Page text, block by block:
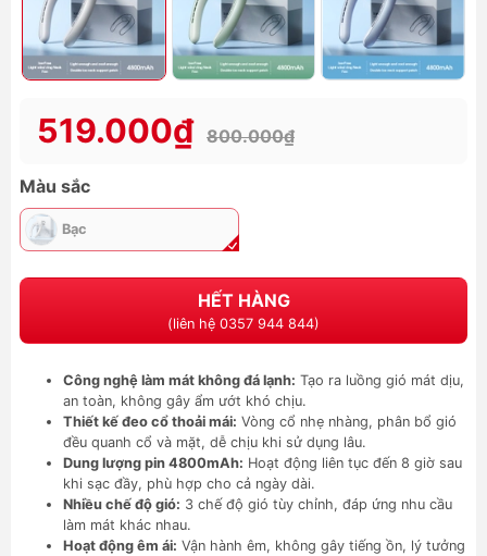
519.000₫ 800.000₫
Màu sắc
Bạc
HẾT HÀNG
(liên hệ 0357 944 844)
Công nghệ làm mát không đá lạnh: Tạo ra luồng gió mát dịu,
an toàn, không gây ẩm ướt khó chịu.
Thiết kế đeo cổ thoải mái: Vòng cổ nhẹ nhàng, phân bổ gió
đều quanh cổ và mặt, dễ chịu khi sử dụng lâu.
Dung lượng pin 4800mAh: Hoạt động liên tục đến 8 giờ sau
khi sạc đầy, phù hợp cho cả ngày dài.
Nhiều chế độ gió: 3 chế độ gió tùy chỉnh, đáp ứng nhu cầu
làm mát khác nhau.
Hoạt động êm ái: Vận hành êm, không gây tiếng ồn, lý tưởng